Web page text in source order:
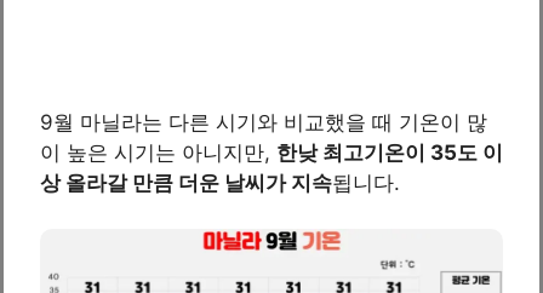
9월 마닐라는 다른 시기와 비교했을 때 기온이 많
이 높은 시기는 아니지만, 한낮 최고기온이 35도 이
상 올라갈 만큼 더운 날씨가 지속됩니다.